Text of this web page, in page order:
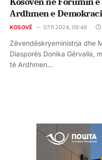
Ardhmen e
KOSOVË 07.11.2024, 09:49
Zëvendëskryeministrja dhe
Diasporës Donika Gërvalla,
të Ardhmen…